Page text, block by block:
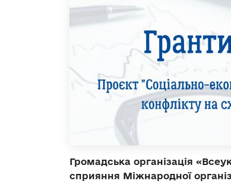
Громадська організація
сприяння Міжнародної